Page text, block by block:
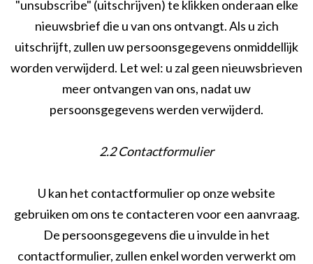
"unsubscribe" (uitschrijven) te klikken onderaan elke
nieuwsbrief die u van ons ontvangt. Als u zich
uitschrijft, zullen uw persoonsgegevens onmiddellijk
worden verwijderd. Let wel: u zal geen nieuwsbrieven
meer ontvangen van ons, nadat uw
persoonsgegevens werden verwijderd.
2.2 Contactformulier
U kan het contactformulier op onze website
gebruiken om ons te contacteren voor een aanvraag.
De persoonsgegevens die u invulde in het
contactformulier, zullen enkel worden verwerkt om